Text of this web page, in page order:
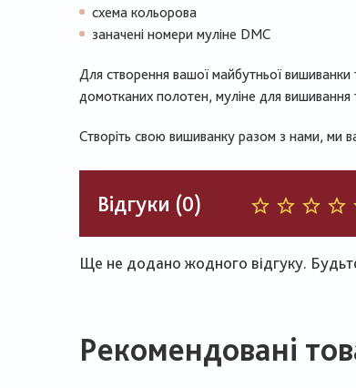
схема кольорова
заначені номери муліне DMC
Для створення вашої майбутньої
домотканих полотен, муліне для вишивання
Створіть свою вишиванку разом з нами, ми
Відгуки (0)
Ще не додано жодного відгуку.
Рекомендовані